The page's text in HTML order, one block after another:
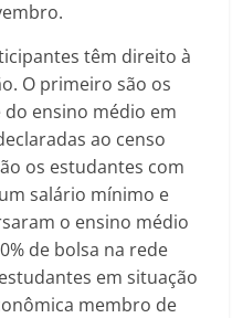
têm direito à
O primeiro são os
ensino médio em
ao censo
os estudantes com
salário mínimo e
o ensino médio
de bolsa na rede
em situação
membro de